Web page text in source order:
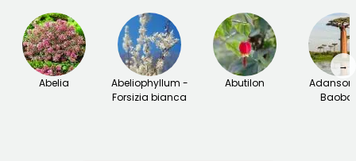
Abelia
Abeliophyllum -
Forsizia bianca
Abutilon
→